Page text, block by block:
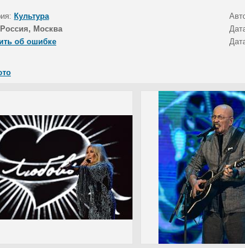
Культура
Россия, Москва
об ошибке